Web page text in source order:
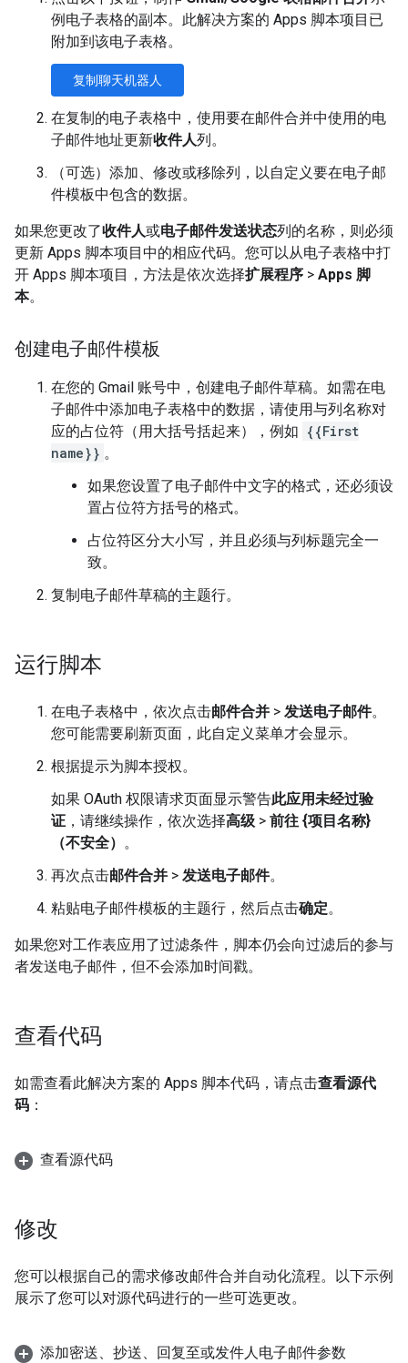
例电子表格的副本。此解决方案的 Apps 脚本项目已
附加到该电子表格。
复制聊天机器人
在复制的电子表格中，使用要在邮件合并中使用的电
子邮件地址更新收件人列。
（可选）添加、修改或移除列，以自定义要在电子邮
件模板中包含的数据。
如果您更改了收件人或电子邮件发送状态列的名称，则必须
更新 Apps 脚本项目中的相应代码。您可以从电子表格中打
开 Apps 脚本项目，方法是依次选择扩展程序 > Apps 脚
本。
创建电子邮件模板
在您的 Gmail 账号中，创建电子邮件草稿。如需在电
子邮件中添加电子表格中的数据，请使用与列名称对
应的占位符（用大括号括起来），例如 {{First
name}} 。
如果您设置了电子邮件中文字的格式，还必须设
置占位符方括号的格式。
占位符区分大小写，并且必须与列标题完全一
致。
复制电子邮件草稿的主题行。
运行脚本
在电子表格中，依次点击邮件合并 > 发送电子邮件。
您可能需要刷新页面，此自定义菜单才会显示。
根据提示为脚本授权。
如果 OAuth 权限请求页面显示警告此应用未经过验
证 ，请继续操作，依次选择高级 > 前往 {项目名称}
（不安全） 。
再次点击邮件合并 > 发送电子邮件。
粘贴电子邮件模板的主题行，然后点击确定。
如果您对工作表应用了过滤条件，脚本仍会向过滤后的参与
者发送电子邮件，但不会添加时间戳。
查看代码
如需查看此解决方案的 Apps 脚本代码，请点击查看源代
码 ：
查看源代码
修改
您可以根据自己的需求修改邮件合并自动化流程。以下示例
展示了您可以对源代码进行的一些可选更改。
添加密送、抄送、回复至或发件人电子邮件参数